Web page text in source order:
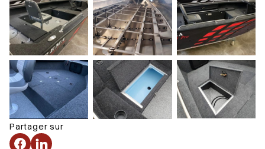
Partager sur